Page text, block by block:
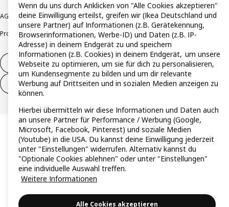
AGB BarrierefreiheitCookie-Richtlinie DatenschutzerklärungImpressum
ProduktrückrufeResponsible DisclosureVertrauensstelle
Vertrag widerrufen
Vertrag widerrufen (Services & Leistungen)
Wenn du uns durch Anklicken von "Alle Cookies akzeptieren"
deine Einwilligung erteilst, greifen wir (Ikea Deutschland und
unsere Partner) auf Informationen (z.B. Gerätekennung,
Browserinformationen, Werbe-ID) und Daten (z.B. IP-
Adresse) in deinem Endgerät zu und speichern
Informationen (z.B. Cookies) in deinem Endgerät, um unsere
Webseite zu optimieren, um sie für dich zu personalisieren,
um Kundensegmente zu bilden und um dir relevante
Werbung auf Drittseiten und in sozialen Medien anzeigen zu
können.
Hierbei übermitteln wir diese Informationen und Daten auch
an unsere Partner für Performance / Werbung (Google,
Microsoft, Facebook, Pinterest) und soziale Medien
(Youtube) in die USA. Du kannst deine Einwilligung jederzeit
unter "Einstellungen" widerrufen. Alternativ kannst du
"Optionale Cookies ablehnen" oder unter "Einstellungen"
eine individuelle Auswahl treffen.
Weitere Informationen
Alle Cookies akzeptieren